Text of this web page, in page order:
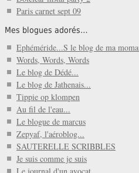
Paris carnet sept 09
Mes blogues adorés…
Ephéméride...S le blog de ma
Words, Words, Words
Le blog de Dédé...
Le blog de Jathenais...
Tippie op klompen
Au fil de l'eau...
Le blogue de marcus
Zepyaf, l'aéroblog...
SAUTERELLE SCRIBBLES
Je suis comme je suis